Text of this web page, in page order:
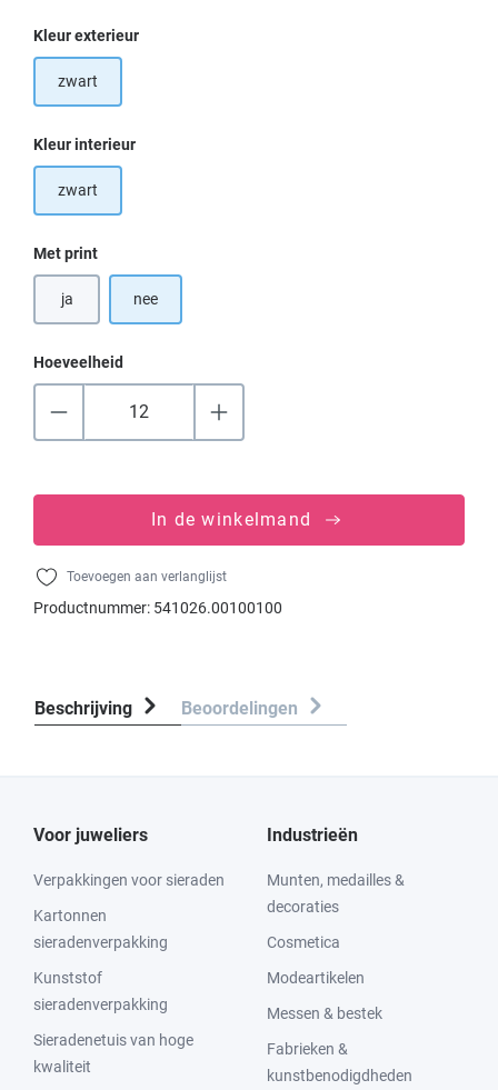
Selecteer
Kleur exterieur
zwart
Selecteer
Kleur interieur
zwart
Selecteer
Met print
ja nee
Hoeveelheid
In de winkelmand
Toevoegen aan verlanglijst
Productnummer: 541026.00100100
Beschrijving Beoordelingen
Voor juweliers
Verpakkingen voor sieraden
Kartonnen
sieradenverpakking
Kunststof
sieradenverpakking
Sieradenetuis van hoge
kwaliteit
Industrieën
Munten, medailles &
decoraties
Cosmetica
Modeartikelen
Messen & bestek
Fabrieken &
kunstbenodigdheden